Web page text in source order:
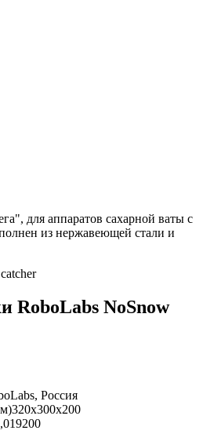
для аппаратов сахарной ваты с
из нержавеющей стали и
RoboLabs NoSnow
Россия
320x300x200